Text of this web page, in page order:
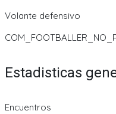
Volante defensivo
Estadisticas
Encuentros